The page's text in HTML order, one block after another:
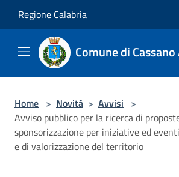
Regione Calabria
Comune di
Home > Novità > Avvisi >
Avviso pubblico per la ricerca di
sponsorizzazione per iniziative ed
e di valorizzazione del territorio